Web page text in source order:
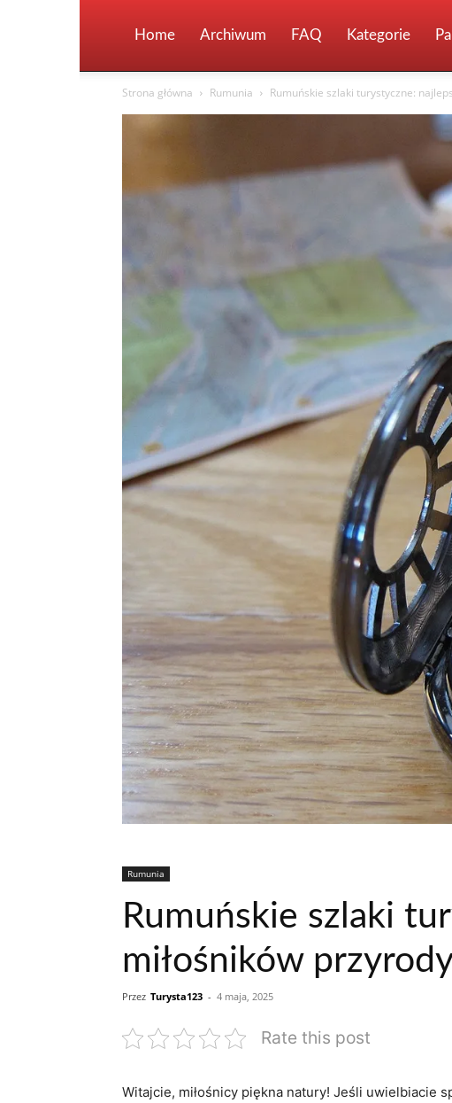
Home Archiwum FAQ Kategorie
Strona główna Rumunia Rumuńskie szlaki turystyczne:
Rumunia
Rumuńskie szlaki
miłośników
Przez Turysta123 - 4 maja, 2025
Rate this post
Witajcie, miłośnicy piękna natury! ​Jeśli uwielbiacie